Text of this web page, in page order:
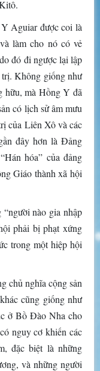
Aguiar được coi là
làm cho nó có vẻ
đó đi ngược lại lập
Không giống như
hữu, mà Hồng Y đã
có lịch sử âm mưu
của Liên Xô và các
đây hơn là Đảng
hóa” của đảng
Giáo thành xã hội
nào gia nhập
phải bị phạt xứng
trong một hiệp hội
chủ nghĩa cộng sản
cũng giống như
ở Bồ Đào Nha cho
nguy cơ khiến các
đặc biệt là những
và những người